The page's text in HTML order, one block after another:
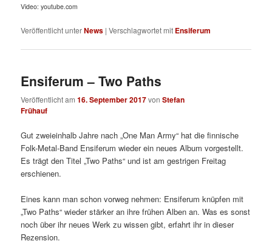
Video: youtube.com
Veröffentlicht unterNews |Verschlagwortet mit Ensiferum
Ensiferum – Two Paths
Veröffentlicht am16. September 2017vonStefan
Frühauf
Gut zweieinhalb Jahre nach „One Man Army“ hat die finnische
Folk-Metal-Band Ensiferum wieder ein neues Album vorgestellt.
Es trägt den Titel „Two Paths“ und ist am gestrigen Freitag
erschienen.
Eines kann man schon vorweg nehmen: Ensiferum knüpfen mit
„Two Paths“ wieder stärker an ihre frühen Alben an. Was es sonst
noch über ihr neues Werk zu wissen gibt, erfahrt ihr in dieser
Rezension.